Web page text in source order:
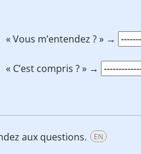
« Vous m’entendez ? » →
« C’est compris ? » →
aux questions. EN